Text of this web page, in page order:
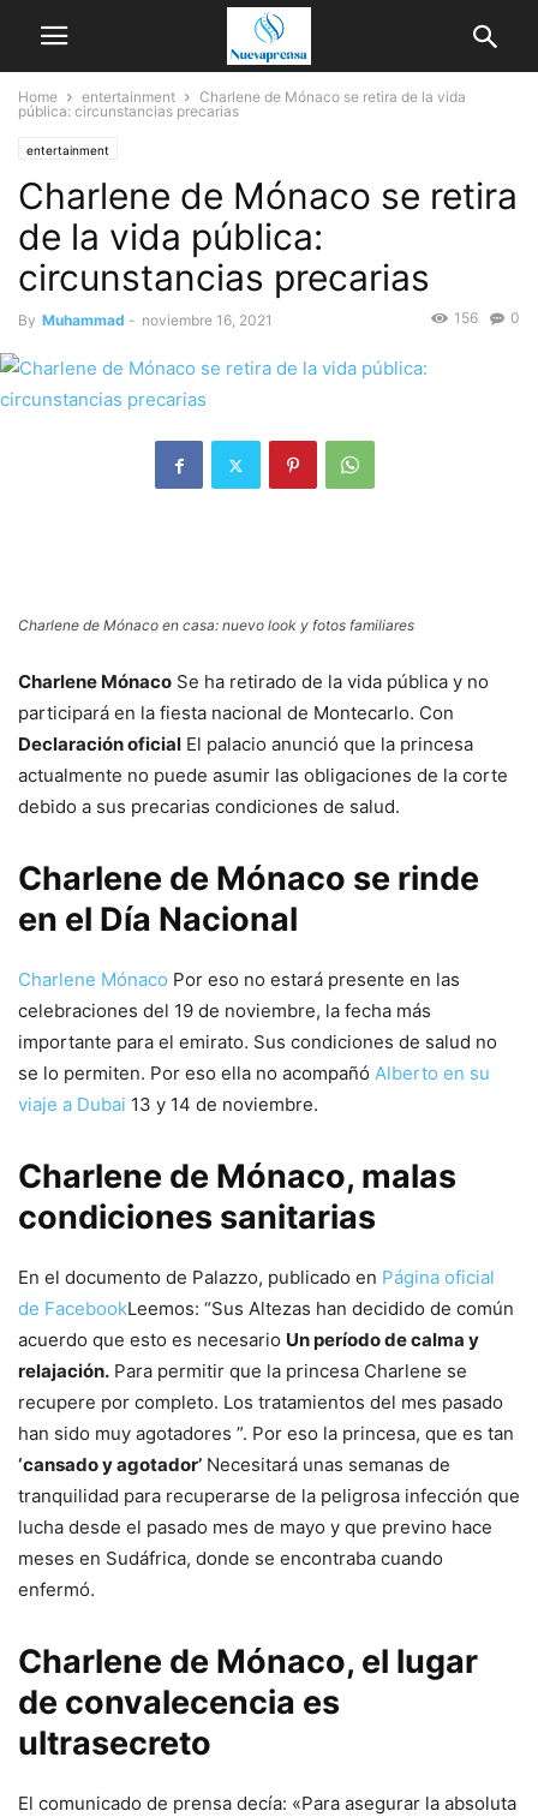
Home entertainment
Charlene de Mónaco se retira de la vida
pública: circunstancias precarias
entertainment
Charlene de Mónaco se retira
de la vida pública:
circunstancias precarias
By Muhammad - noviembre 16, 2021 0
156
Charlene de Mónaco en casa: nuevo look y fotos familiares
Charlene Mónaco Se ha retirado de la vida pública y no
participará en la fiesta nacional de Montecarlo. Con
Declaración oficial El palacio anunció que la princesa
actualmente no puede asumir las obligaciones de la corte
debido a sus precarias condiciones de salud.
Charlene de Mónaco se rinde
en el Día Nacional
Charlene Mónaco Por eso no estará presente en las
celebraciones del 19 de noviembre, la fecha más
importante para el emirato. Sus condiciones de salud no
se lo permiten. Por eso ella no acompañó Alberto en su
viaje a Dubai 13 y 14 de noviembre.
Charlene de Mónaco, malas
condiciones sanitarias
En el documento de Palazzo, publicado en Página oficial
de FacebookLeemos: “Sus Altezas han decidido de común
acuerdo que esto es necesario Un período de calma y
relajación. Para permitir que la princesa Charlene se
recupere por completo. Los tratamientos del mes pasado
han sido muy agotadores ”. Por eso la princesa, que es tan
‘cansado y agotador’ Necesitará unas semanas de
tranquilidad para recuperarse de la peligrosa infección que
lucha desde el pasado mes de mayo y que previno hace
meses en Sudáfrica, donde se encontraba cuando
enfermó.
Charlene de Mónaco, el lugar
de convalecencia es
ultrasecreto
El comunicado de prensa decía: «Para asegurar la absoluta